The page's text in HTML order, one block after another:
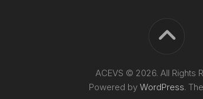
ACEVS © 2026. All Rights
Powered by WordPress.